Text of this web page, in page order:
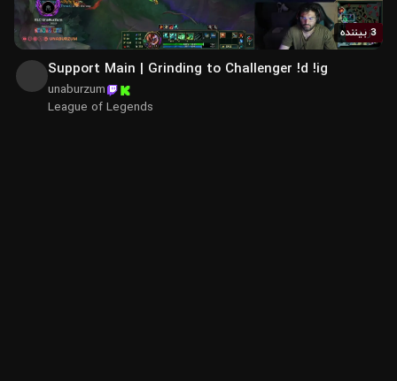
زنده3 بیننده
Support Main | Grinding to Challenger !d !ig
unaburzum
League of Legends